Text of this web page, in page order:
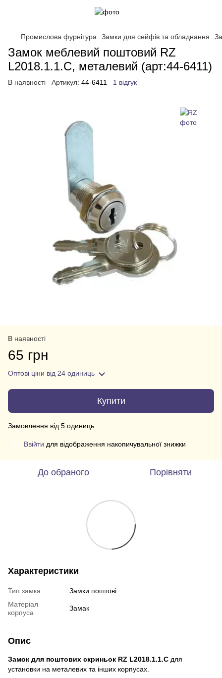
Промислова фурнітура Замки для сейфів та обладнання
Замок меблевий поштовий RZ
L2018.1.1.C, металевий (арт:44-6411)
В наявності Артикул: 44-6411 1 відгук
В наявності
65 грн
Оптові ціни від 24 одиниць
Купити
Замовлення від 5 одиниць
Ввійти для відображення накопичувальної знижки
До обраного Порівняти
Характеристики
Тип замка
Замки поштові
Матеріал
корпуса
Замак
Опис
Замок для поштових скриньок RZ L2018.1.1.C для
установки на металевих та інших корпусах.